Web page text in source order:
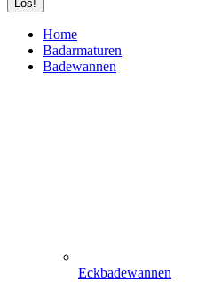
Home
Badarmaturen
Badewannen
Eckbadewannen